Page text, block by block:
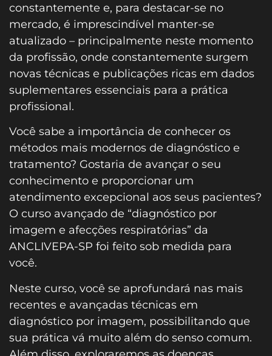
constantemente e, para destacar-se no
mercado, é imprescindível manter-se
atualizado – principalmente neste momento
da profissão, onde constantemente surgem
novas técnicas e publicações ricas em dados
suplementares essenciais para a prática
profissional.
Você sabe a importância de conhecer os
métodos mais modernos de diagnóstico e
tratamento? Gostaria de avançar o seu
conhecimento e proporcionar um
atendimento excepcional aos seus pacientes?
O curso avançado de “diagnóstico por
imagem e afecções respiratórias” da
ANCLIVEPA-SP foi feito sob medida para
você.
Neste curso, você se aprofundará nas mais
recentes e avançadas técnicas em
diagnóstico por imagem, possibilitando que
sua prática vá muito além do senso comum.